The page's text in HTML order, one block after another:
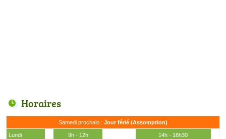
Horaires
Samedi prochain : Jour férié (Assomption)
Lundi 9h - 12h
14h - 18h30